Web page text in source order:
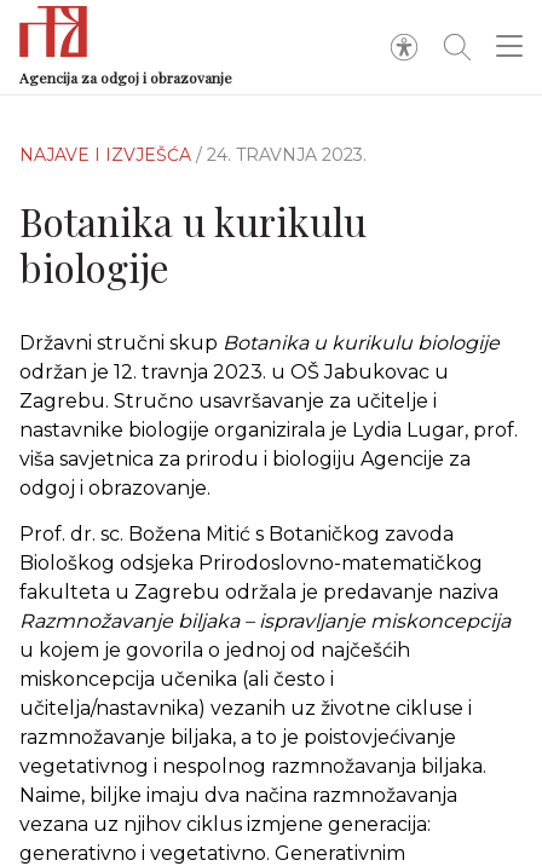
Agencija za odgoj i obrazovanje
NAJAVE I IZVJEŠĆA / 24. TRAVNJA 2023.
Botanika u kurikulu
biologije
Državni stručni skup Botanika u kurikulu biologije
održan je 12. travnja 2023. u OŠ Jabukovac u
Zagrebu. Stručno usavršavanje za učitelje i
nastavnike biologije organizirala je Lydia Lugar, prof.
viša savjetnica za prirodu i biologiju Agencije za
odgoj i obrazovanje.
Prof. dr. sc. Božena Mitić s Botaničkog zavoda
Biološkog odsjeka Prirodoslovno-matematičkog
fakulteta u Zagrebu održala je predavanje naziva
Razmnožavanje biljaka – ispravljanje miskoncepcija
u kojem je govorila o jednoj od najčešćih
miskoncepcija učenika (ali često i
učitelja/nastavnika) vezanih uz životne cikluse i
razmnožavanje biljaka, a to je poistovjećivanje
vegetativnog i nespolnog razmnožavanja biljaka.
Naime, biljke imaju dva načina razmnožavanja
vezana uz njihov ciklus izmjene generacija:
generativno i vegetativno. Generativnim